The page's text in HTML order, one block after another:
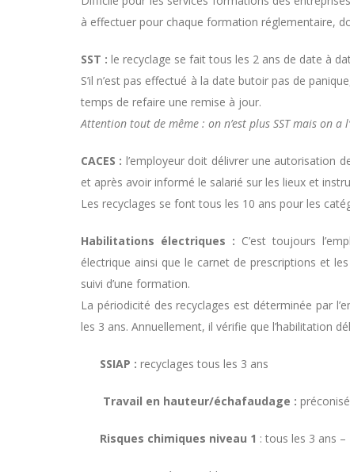
à effectuer pour chaque formation réglementaire,
SST : le recyclage se fait tous les 2 ans de date à
S’il n’est pas effectué à la date butoir pas de
temps de refaire une remise à jour.
Attention tout de même : on n’est plus SST mais on a
CACES : l’employeur doit délivrer une autorisation
et après avoir informé le salarié sur les lieux et
Les recyclages se font tous les 10 ans pour les
Habilitations électriques : C’est toujours
électrique ainsi que le carnet de prescriptions et
suivi d’une formation.
La périodicité des recyclages est déterminée par
les 3 ans. Annuellement, il vérifie que l’habilitation
SSIAP : recyclages tous les 3 ans
Travail en hauteur/échafaudage :
Risques chimiques niveau 1 : tous les 3 ans –